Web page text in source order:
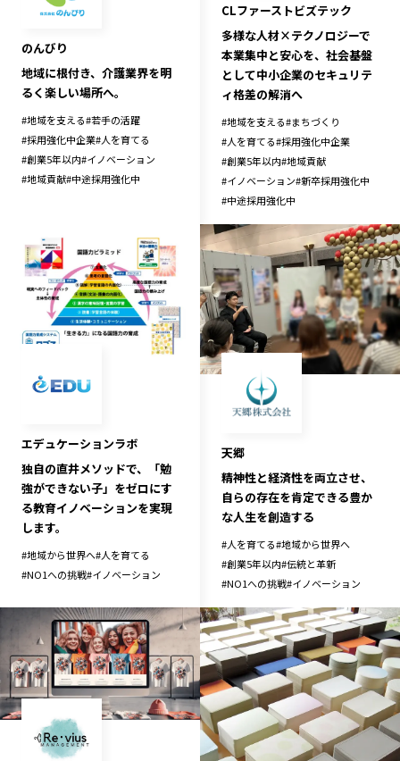
お問い合わせ
のんびり
地域に根付き、介護業界を明
るく楽しい場所へ。
#地域を支える#若手の活躍
#採用強化中企業#人を育てる
#創業5年以内#イノベーション
#地域貢献#中途採用強化中
CLファーストビズテック
多様な人材×テクノロジーで
本業集中と安心を、社会基盤
として中小企業のセキュリテ
ィ格差の解消へ
#地域を支える#まちづくり
#人を育てる#採用強化中企業
#創業5年以内#地域貢献
#イノベーション#新卒採用強化中
#中途採用強化中
エデュケーションラボ
独自の直井メソッドで、「勉
強ができない子」をゼロにす
る教育イノベーションを実現
します。
#地域から世界へ#人を育てる
#NO1への挑戦#イノベーション
天郷
精神性と経済性を両立させ、
自らの存在を肯定できる豊か
な人生を創造する
#人を育てる#地域から世界へ
#創業5年以内#伝統と革新
#NO1への挑戦#イノベーション